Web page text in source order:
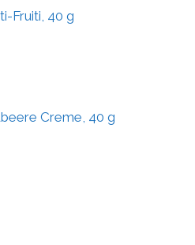
Fruiti, 40 g
Creme, 40 g